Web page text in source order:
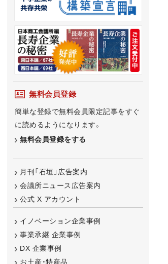
無料会員登録
簡単な登録で無料会員限定記事をすぐ
に読めるようになります。
無料会員登録をする
月刊「石垣」広告案内
会議所ニュース広告案内
公式 X アカウント
イノベーション企業事例
事業承継 企業事例
DX 企業事例
お土産・特産品